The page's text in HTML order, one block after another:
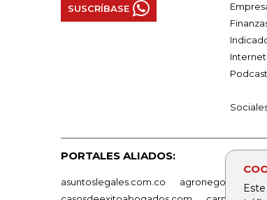
SUSCRÍBASE
Podcast
PORTALES ALIADOS:
asuntoslegales.com.co agronegocios.co